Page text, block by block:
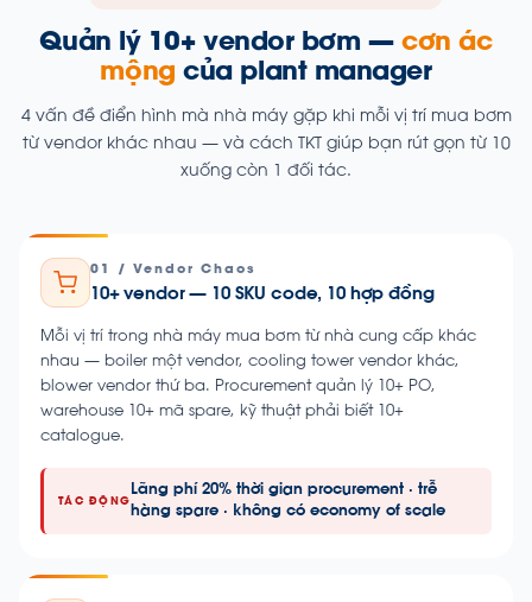
Quản lý 10+ vendor bơm —cơn ác
mộng của plant manager
4 vấn đề điển hình mà nhà máy gặp khi mỗi vị trí mua bơm
từ vendor khác nhau — và cách TKT giúp bạn rút gọn từ 10
xuống còn 1 đối tác.
01 / Vendor Chaos
10+ vendor — 10 SKU code, 10 hợp đồng
Mỗi vị trí trong nhà máy mua bơm từ nhà cung cấp khác
nhau — boiler một vendor, cooling tower vendor khác,
blower vendor thứ ba. Procurement quản lý 10+ PO,
warehouse 10+ mã spare, kỹ thuật phải biết 10+
catalogue.
TÁC ĐỘNG
Lãng phí 20% thời gian procurement · trễ
hàng spare · không có economy of scale